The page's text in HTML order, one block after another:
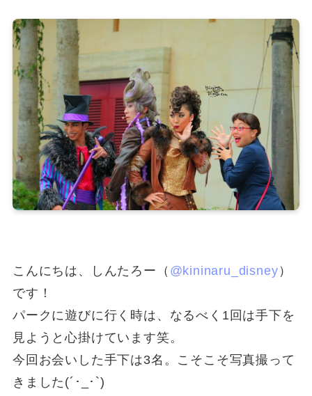
こんにちは、しんたろー（ @kininaru_disney ）
です！
パークに遊びに行く時は、なるべく1回は手下を
見ようと心掛けています笑。
今回お会いした手下は3名。こそこそ写真撮って
きました(´･_･`)